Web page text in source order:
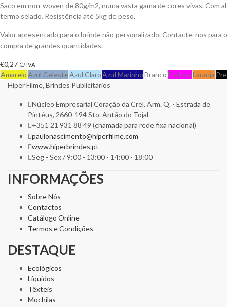
Saco em non-woven de 80g/m2, numa vasta gama de cores vivas. Com
termo selado. Resistência até 5kg de peso.
Valor apresentado para o brinde não personalizado. Contacte-nos para
compra de grandes quantidades.
€0,27 C/ IVA
AmareloAzul CelesteAzul ClaroAzul MarinhoBrancoFuchsiaLaranja
Hiper Filme, Brindes Publicitários
Núcleo Empresarial Coração da Crel, Arm. Q. - Estrada de
Pintéus, 2660-194 Sto. Antão do Tojal
+351 21 931 88 49 (chamada para rede fixa nacional)
paulonascimento@hiperfilme.com
www.hiperbrindes.pt
Seg - Sex / 9:00 - 13:00 - 14:00 - 18:00
INFORMAÇÕES
Sobre Nós
Contactos
Catálogo Online
Termos e Condições
DESTAQUE
Ecológicos
Líquidos
Têxteis
Mochilas